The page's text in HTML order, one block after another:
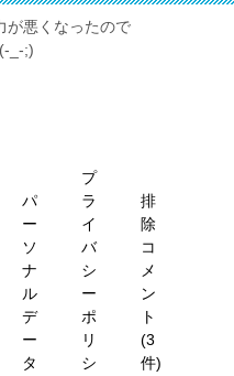
が悪くなったので
_-;)
パ
ー
ソ
ナ
ル
デ
ー
タ
プ
ラ
イ
バ
シ
ー
ポ
リ
シ
排
除
コ
メ
ン
ト
(3
件)